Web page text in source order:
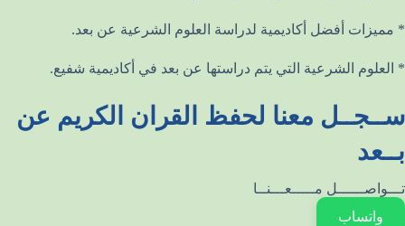
* مميزات أفضل أكاديمية لدراسة العلوم الشرعية عن بعد.
* العلوم الشرعية التي يتم دراستها عن بعد في أكاديمية شفيع.
ســجــل معنا لحفظ القران الكريم عن
بــعد
تـــواصــــــل مـــــعـــنــا
واتساب